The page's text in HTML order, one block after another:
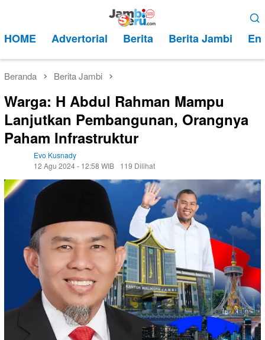
kontenMobile
HOME Advertorial Berita Berita Jambi
Beranda Berita Jambi
Warga: H Abdul Rahman Mampu
Lanjutkan Pembangunan, Orangnya
Paham Infrastruktur
Evo Kusnady
12 Agu 2024 - 12:58 WIB
119 Dilihat